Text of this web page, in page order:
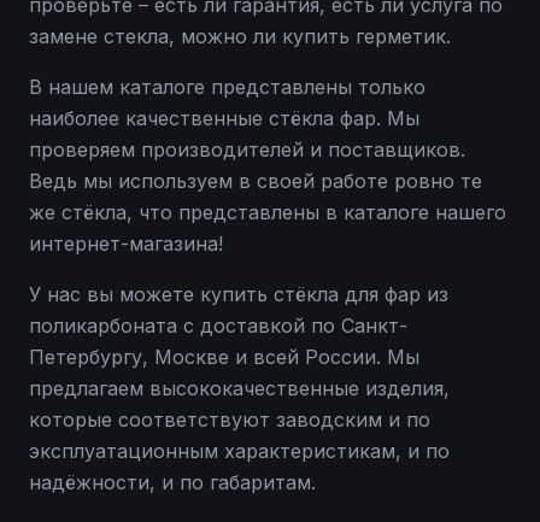
проверьте – есть ли гарантия, есть ли услуга по
замене стекла, можно ли купить герметик.
В нашем каталоге представлены только
наиболее качественные стёкла фар. Мы
проверяем производителей и поставщиков.
Ведь мы используем в своей работе ровно те
же стёкла, что представлены в каталоге нашего
интернет-магазина!
У нас вы можете купить стёкла для фар из
поликарбоната с доставкой по Санкт-
Петербургу, Москве и всей России. Мы
предлагаем высококачественные изделия,
которые соответствуют заводским и по
эксплуатационным характеристикам, и по
надёжности, и по габаритам.